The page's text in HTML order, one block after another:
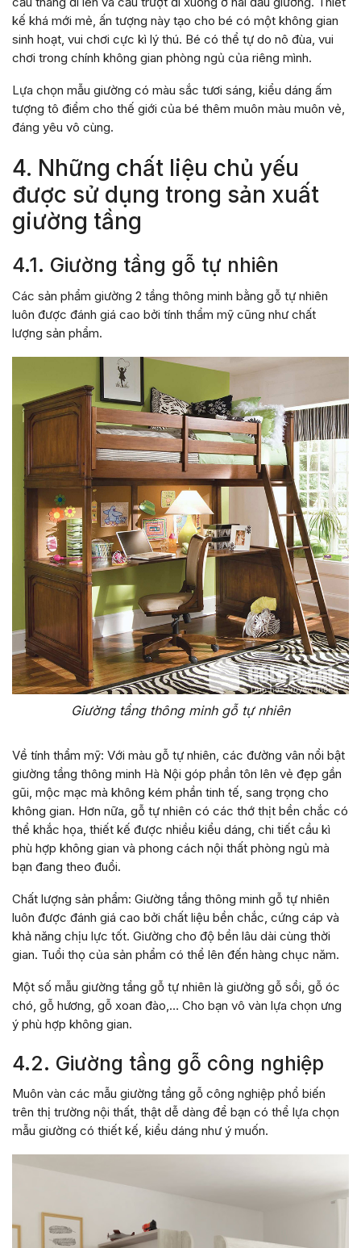
kế khá mới mẻ, ấn tượng này tạo cho bé có một không gian
sinh hoạt, vui chơi cực kì lý thú. Bé có thể tự do nô đùa, vui
chơi trong chính không gian phòng ngủ của riêng mình.
Lựa chọn mẫu giường có màu sắc tươi sáng, kiểu dáng ấm
tượng tô điểm cho thế giới của bé thêm muôn màu muôn vẻ,
đáng yêu vô cùng.
4. Những chất liệu chủ yếu
được sử dụng trong sản xuất
giường tầng
4.1. Giường tầng gỗ tự nhiên
Các sản phẩm giường 2 tầng thông minh bằng gỗ tự nhiên
luôn được đánh giá cao bởi tính thẩm mỹ cũng như chất
lượng sản phẩm.
Giường tầng thông minh gỗ tự nhiên
Về tính thẩm mỹ: Với màu gỗ tự nhiên, các đường vân nổi bật
giường tầng thông minh Hà Nội góp phần tôn lên vẻ đẹp gần
gũi, mộc mạc mà không kém phần tinh tế, sang trọng cho
không gian. Hơn nữa, gỗ tự nhiên có các thớ thịt bền chắc có
thể khắc họa, thiết kế được nhiều kiểu dáng, chi tiết cầu kì
phù hợp không gian và phong cách nội thất phòng ngủ mà
bạn đang theo đuổi.
Chất lượng sản phẩm: Giường tầng thông minh gỗ tự nhiên
luôn được đánh giá cao bởi chất liệu bền chắc, cứng cáp và
khả năng chịu lực tốt. Giường cho độ bền lâu dài cùng thời
gian. Tuổi thọ của sản phẩm có thể lên đến hàng chục năm.
Một số mẫu giường tầng gỗ tự nhiên là giường gỗ sồi, gỗ óc
chó, gỗ hương, gỗ xoan đào,… Cho bạn vô vàn lựa chọn ưng
ý phù hợp không gian.
4.2. Giường tầng gỗ công nghiệp
Muôn vàn các mẫu giường tầng gỗ công nghiệp phổ biến
trên thị trường nội thất, thật dễ dàng để bạn có thể lựa chọn
mẫu giường có thiết kế, kiểu dáng như ý muốn.